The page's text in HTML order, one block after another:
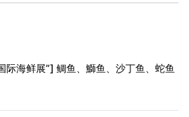
际海鲜展”] 鲷鱼、鰤​​鱼、沙丁鱼、蛇鱼